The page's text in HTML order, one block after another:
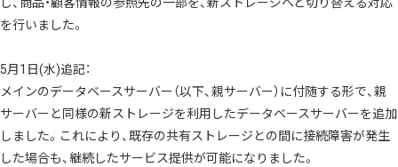
し、商品・顧客情報の参照先の一部を、新ストレージへと切り替える対応
を行いました。
5月1日(水)追記：
メインのデータベースサーバー（以下、親サーバー）に付随する形で、親
サーバーと同様の新ストレージを利用したデータベースサーバーを追加
しました。これにより、既存の共有ストレージとの間に接続障害が発生
した場合も、継続したサービス提供が可能になりました。